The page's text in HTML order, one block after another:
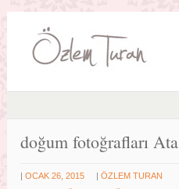
doğum fotoğrafları Ata
| OCAK 26, 2015 |ÖZLEM TURAN